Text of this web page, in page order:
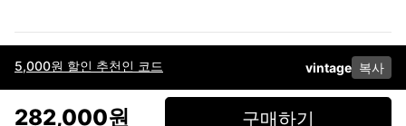
5,000원 할인 추천인 코드 vintage 복사
282,000원 구매하기
이용약관고객센터판매개인정보 처리방침사업자 정보다운로드
페이스북